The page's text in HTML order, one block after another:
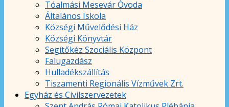
Tóalmási Mesevár Óvoda
Általános Iskola
Községi Művelődési Ház
Községi Könyvtár
Segítőkéz Szociális Központ
Falugazdász
Hulladékszállítás
Tiszamenti Regionális Vízművek Zrt.
Egyház és Civilszervezetek